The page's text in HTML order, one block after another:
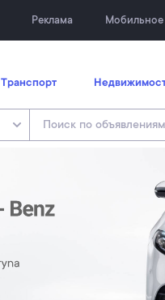
Реклама
Транспорт